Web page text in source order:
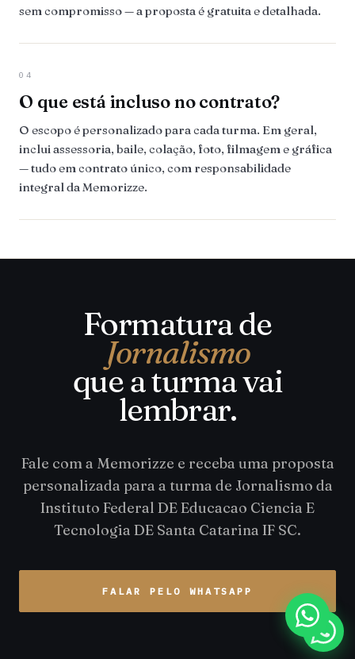
sem compromisso — a proposta é gratuita e detalhada.
04
O que está incluso no contrato?
O escopo é personalizado para cada turma. Em geral,
inclui assessoria, baile, colação, foto, filmagem e gráfica
— tudo em contrato único, com responsabilidade
integral da Memorizze.
Formatura de
Jornalismo
que a turma vai
lembrar.
Fale com a Memorizze e receba uma proposta
personalizada para a turma de Jornalismo da
Instituto Federal DE Educacao Ciencia E
Tecnologia DE Santa Catarina IF SC.
FALAR PELO WHATSAPP